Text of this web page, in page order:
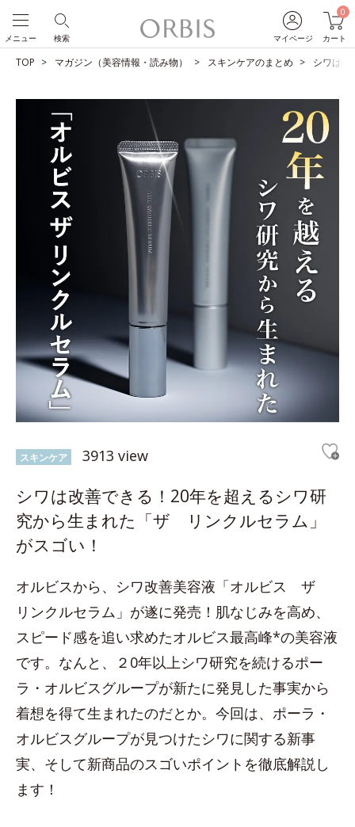
マイページ
0
カート
検索
メニュー
TOP マガジン（美容情報・読み物） スキンケアのまとめ シワは
スキンケア 3913 view
シワは改善できる！20年を超えるシワ研
究から生まれた「ザ リンクルセラム」
がスゴい！
オルビスから、シワ改善美容液「オルビス ザ
リンクルセラム」が遂に発売！肌なじみを高め、
スピード感を追い求めたオルビス最高峰*の美容液
です。なんと、２0年以上シワ研究を続けるポー
ラ・オルビスグループが新たに発見した事実から
着想を得て生まれたのだとか。今回は、ポーラ・
オルビスグループが見つけたシワに関する新事
実、そして新商品のスゴいポイントを徹底解説し
ます！